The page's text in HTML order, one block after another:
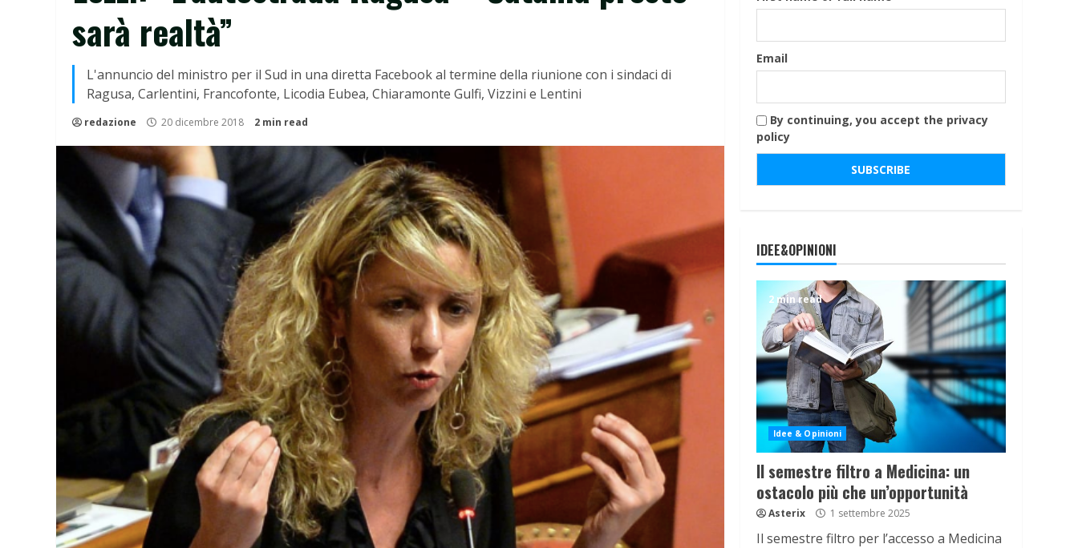
sarà realtà”
L'annuncio del ministro per il Sud in una diretta Facebook al termine della riunione con i sindaci di
Ragusa, Carlentini, Francofonte, Licodia Eubea, Chiaramonte Gulfi, Vizzini e Lentini
redazione 20 dicembre 2018 2 min read
Email
By continuing, you accept the privacy
policy
IDEE&OPINIONI
2 min read
Idee & Opinioni
Il semestre filtro a Medicina: un
ostacolo più che un’opportunità
Asterix 1 settembre 2025
Il semestre filtro per l’accesso a Medicina